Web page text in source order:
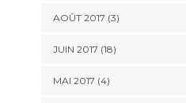
AOÛT 2017 (3)
JUIN 2017 (18)
MAI 2017 (4)